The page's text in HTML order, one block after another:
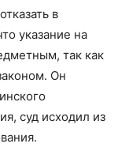
в
указание на
так как
Он
суд исходил из